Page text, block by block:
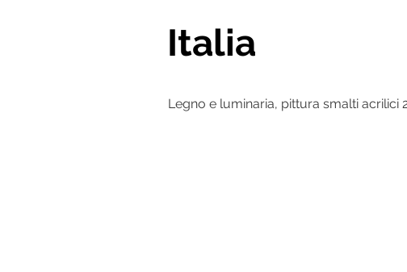
Italia
Legno e luminaria, pittura smalti acrilici